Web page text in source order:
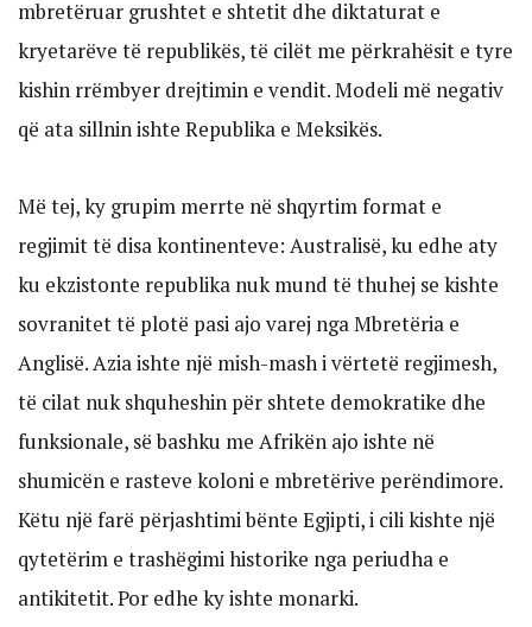
mbretëruar grushtet e shtetit dhe diktaturat e
kryetarëve të republikës, të cilët me përkrahësit e tyre
kishin rrëmbyer drejtimin e vendit. Modeli më negativ
që ata sillnin ishte Republika e Meksikës.
Më tej, ky grupim merrte në shqyrtim format e
regjimit të disa kontinenteve: Australisë, ku edhe aty
ku ekzistonte republika nuk mund të thuhej se kishte
sovranitet të plotë pasi ajo varej nga Mbretëria e
Anglisë. Azia ishte një mish-mash i vërtetë regjimesh,
të cilat nuk shquheshin për shtete demokratike dhe
funksionale, së bashku me Afrikën ajo ishte në
shumicën e rasteve koloni e mbretërive perëndimore.
Këtu një farë përjashtimi bënte Egjipti, i cili kishte një
qytetërim e trashëgimi historike nga periudha e
antikitetit. Por edhe ky ishte monarki.